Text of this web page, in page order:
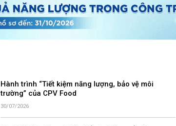
Hành trình “Tiết kiệm năng lượng, bảo vệ môi
trường” của CPV Food
30/07/2026